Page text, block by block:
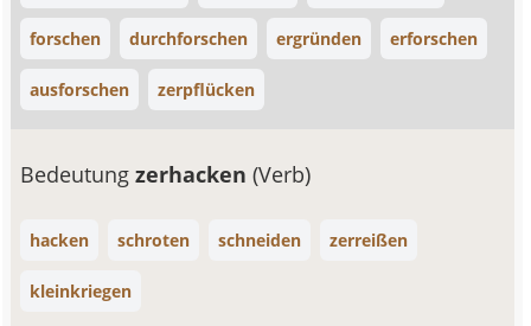
forschen durchforschen ergründen erforschen
ausforschen zerpflücken
Bedeutungzerhacken(Verb)
hacken schroten schneiden zerreißen
kleinkriegen